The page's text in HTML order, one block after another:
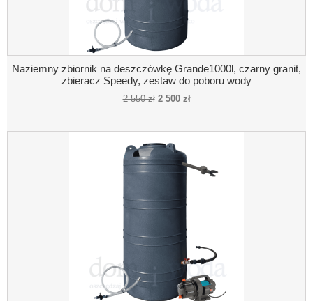
Naziemny zbiornik na deszczówkę Grande1000l, czarny granit,
zbieracz Speedy, zestaw do poboru wody
2 550 zł 2 500 zł